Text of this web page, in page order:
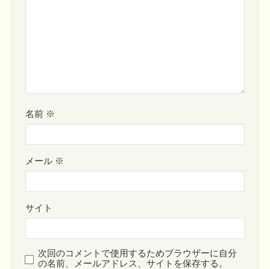
名前 ※
メール ※
サイト
次回のコメントで使用するためブラウザーに自分
の名前、メールアドレス、サイトを保存する。